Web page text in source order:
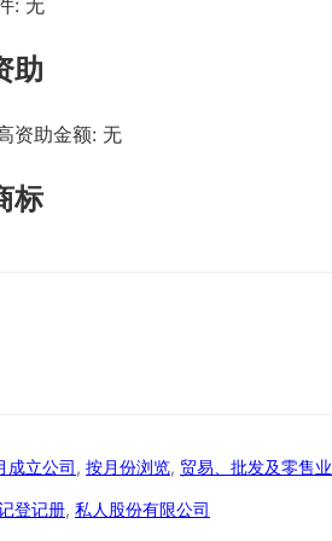
: 无
助
资助金额: 无
标
成立公司, 按月份浏览, 贸易、批发及零售业
登记册, 私人股份有限公司